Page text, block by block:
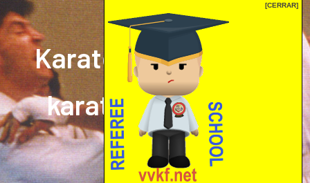
[CERRAR]
Karate mrprepor: el
karate en internet
El karate en internet